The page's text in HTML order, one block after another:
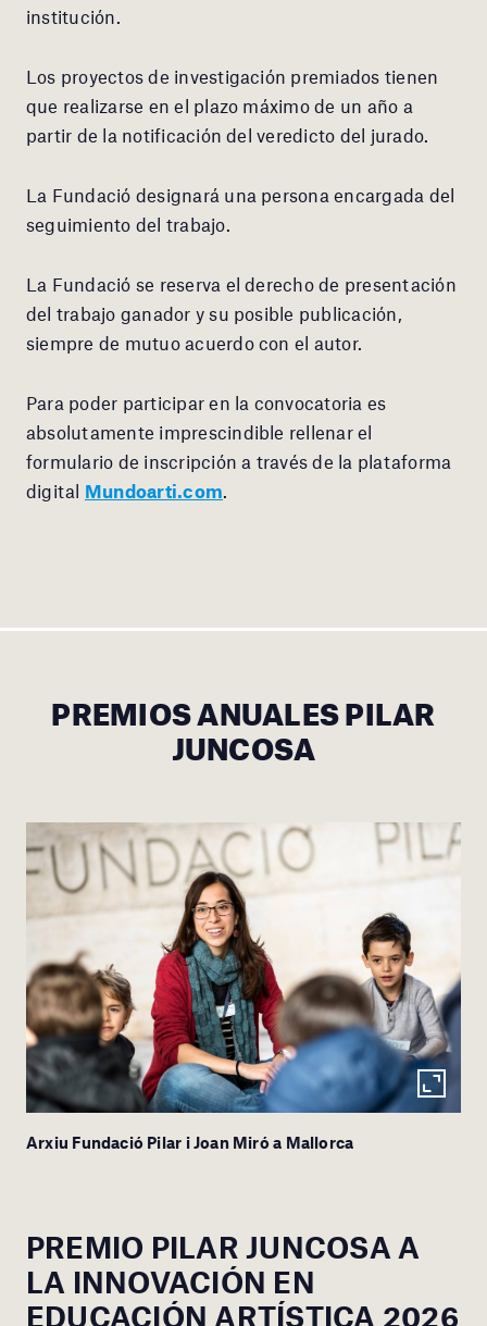
institución.
Los proyectos de investigación premiados tienen
que realizarse en el plazo máximo de un año a
partir de la notificación del veredicto del jurado.
La Fundació designará una persona encargada del
seguimiento del trabajo.
La Fundació se reserva el derecho de presentación
del trabajo ganador y su posible publicación,
siempre de mutuo acuerdo con el autor.
Para poder participar en la convocatoria es
absolutamente imprescindible rellenar el
formulario de inscripción a través de la plataforma
digital Mundoarti.com.
PREMIOS ANUALES PILAR
JUNCOSA
Arxiu Fundació Pilar i Joan Miró a Mallorca
PREMIO PILAR JUNCOSA A
LA INNOVACIÓN EN
EDUCACIÓN ARTÍSTICA 2026